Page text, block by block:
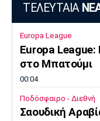
ΤΕΛΕΥΤΑΙΑ
Europa League
Europa
στο Μπατούμι
00:04
Ποδόσφαιρο - Διεθνή
Σαουδική